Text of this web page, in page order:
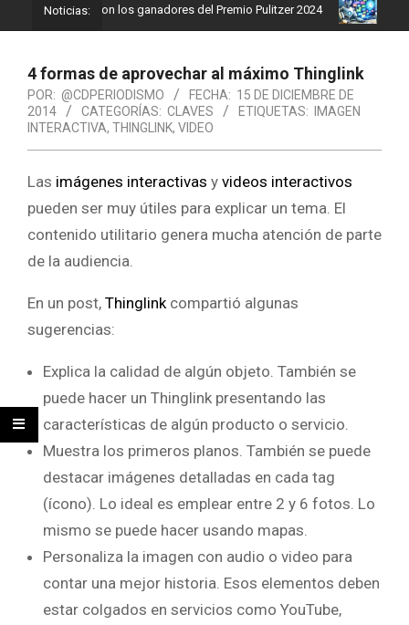
Noticias:
Estos son los ganadores del Premio Pulitzer 2024
4 formas de aprovechar al máximo Thinglink
POR: @CDPERIODISMO FECHA: 15 DE DICIEMBRE DE
2014
CATEGORÍAS: CLAVES ETIQUETAS:
IMAGEN
INTERACTIVA, THINGLINK, VIDEO
Las imágenes interactivas y videos interactivos
pueden ser muy útiles para explicar un tema. El
contenido utilitario genera mucha atención de parte
de la audiencia.
En un post, Thinglink compartió algunas
sugerencias:
Explica la calidad de algún objeto. También se
puede hacer un Thinglink presentando las
características de algún producto o servicio.
Muestra los primeros planos. También se puede
destacar imágenes detalladas en cada tag
(ícono). Lo ideal es emplear entre 2 y 6 fotos. Lo
mismo se puede hacer usando mapas.
Personaliza la imagen con audio o video para
contar una mejor historia. Esos elementos deben
estar colgados en servicios como YouTube,